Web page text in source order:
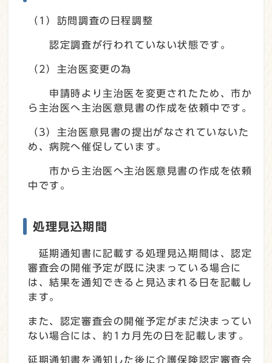
（1）訪問調査の日程調整
認定調査が行われていない状態です。
（2）主治医変更の為
申請時より主治医を変更されたため、市か
ら主治医へ主治医意見書の作成を依頼中です。
（3）主治医意見書の提出がなされていないた
め、病院へ催促しています。
市から主治医へ主治医意見書の作成を依頼
中です。
処理見込期間
延期通知書に記載する処理見込期間は、認定
審査会の開催予定が既に決まっている場合に
は、結果を通知できると見込まれる日を記載し
ます。
また、認定審査会の開催予定がまだ決まってい
ない場合には、約1カ月先の日を記載します。
延期通知書を通知した後に介護保険認定審査会